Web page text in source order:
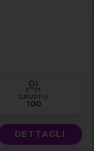
GRUPPO
100
DETTAGLI